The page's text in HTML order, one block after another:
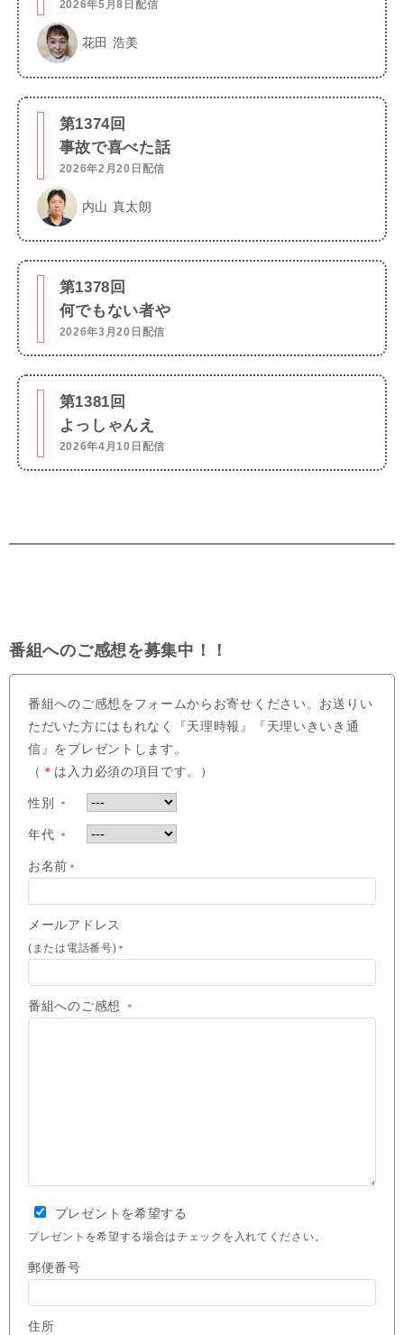
2026年5月8日配信
花田 浩美
第1374回
事故で喜べた話
2026年2月20日配信
内山 真太朗
第1378回
何でもない者や
2026年3月20日配信
第1381回
よっしゃんえ
2026年4月10日配信
番組へのご感想を募集中！！
番組へのご感想をフォームからお寄せください。お送りい
ただいた方にはもれなく『天理時報』『天理いきいき通
信』をプレゼントします。
（ ＊ は入力必須の項目です。）
性別 ＊
年代 ＊
お名前 ＊
メールアドレス
(または電話番号) ＊
番組へのご感想 ＊
プレゼントを希望する
プレゼントを希望する場合はチェックを入れてください。
郵便番号
住所